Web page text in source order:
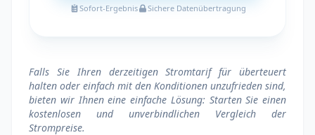
Sofort-Ergebnis Sichere Datenübertragung
Falls Sie Ihren derzeitigen Stromtarif für überteuert
halten oder einfach mit den Konditionen unzufrieden sind,
bieten wir Ihnen eine einfache Lösung: Starten Sie einen
kostenlosen und unverbindlichen Vergleich der
Strompreise.